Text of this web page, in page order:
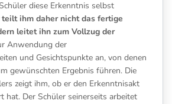
diese Erkenntnis selbst
teilt ihm daher nicht das fertige
leitet ihn zum Vollzug der
Anwendung der
und Gesichtspunkte an, von denen
gewünschten Ergebnis führen. Die
zeigt ihm, ob er den Erkenntnisakt
hat. Der Schüler seinerseits arbeitet